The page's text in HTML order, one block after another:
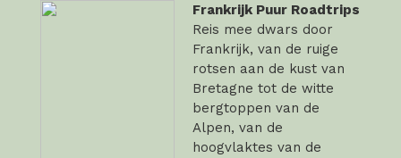
Frankrijk Puur Roadtrips
Reis mee dwars door
Frankrijk, van de ruige
rotsen aan de kust van
Bretagne tot de witte
bergtoppen van de
Alpen, van de
hoogvlaktes van de